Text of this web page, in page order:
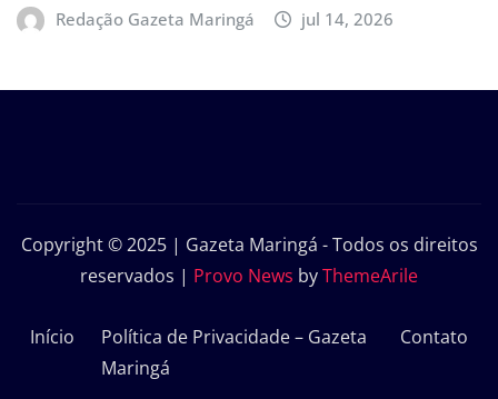
Redação Gazeta Maringá jul 14, 2026
Copyright © 2025 | Gazeta Maringá - Todos os direitos
reservados | Provo News byThemeArile
Início
Política de Privacidade – Gazeta
Maringá
Contato